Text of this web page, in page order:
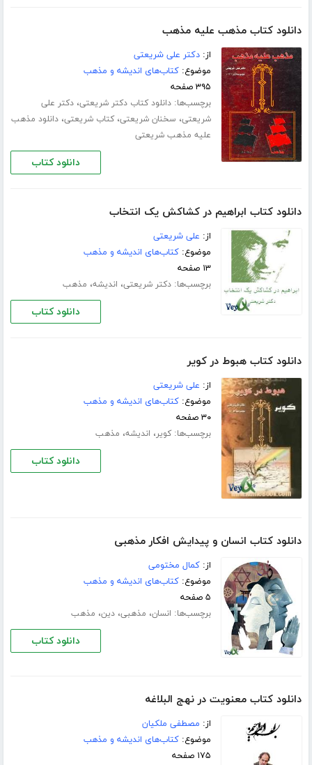
دانلود کتاب مذهب علیه مذهب
از:دکتر علی شریعتی
موضوع:کتاب‌های اندیشه و مذهب
۳۹۵ صفحه
برچسب‌ها:دانلود کتاب دکتر شریعتی،دکتر علی
شریعتی، سخنان شریعتی،کتاب شریعتی،دانلود مذهب
علیه مذهب شریعتی
دانلود کتاب
دانلود کتاب ابراهیم در کشاکش یک انتخاب
از: علی شریعتی
موضوع:کتاب‌های اندیشه و مذهب
۱۳ صفحه
برچسب‌ها:دکتر شریعتی، اندیشه، مذهب
دانلود کتاب
دانلود کتاب هبوط در کویر
از: علی شریعتی
موضوع:کتاب‌های اندیشه و مذهب
۳۰ صفحه
برچسب‌ها:کویر، اندیشه، مذهب
دانلود کتاب
دانلود کتاب انسان و پیدایش افکار مذهبی
از:کمال مختومی
موضوع:کتاب‌های اندیشه و مذهب
۵ صفحه
برچسب‌ها: انسان، مذهبی،دین، مذهب
دانلود کتاب
دانلود کتاب معنویت در نهج البلاغه
از: مصطفی ملکیان
موضوع:کتاب‌های اندیشه و مذهب
۱۷۵ صفحه